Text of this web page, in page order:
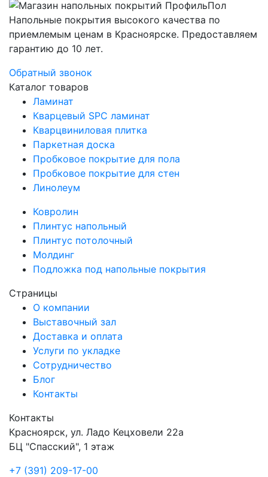
Напольные покрытия высокого качества по
приемлемым ценам в Красноярске. Предоставляем
гарантию до 10 лет.
Обратный звонок
Каталог товаров
Ламинат
Кварцевый SPC ламинат
Кварцвиниловая плитка
Паркетная доска
Пробковое покрытие для пола
Пробковое покрытие для стен
Линолеум
Ковролин
Плинтус напольный
Плинтус потолочный
Молдинг
Подложка под напольные покрытия
Страницы
О компании
Выставочный зал
Доставка и оплата
Услуги по укладке
Сотрудничество
Блог
Контакты
Контакты
Красноярск, ул. Ладо Кецховели 22а
БЦ "Спасский", 1 этаж
+7 (391) 209-17-00